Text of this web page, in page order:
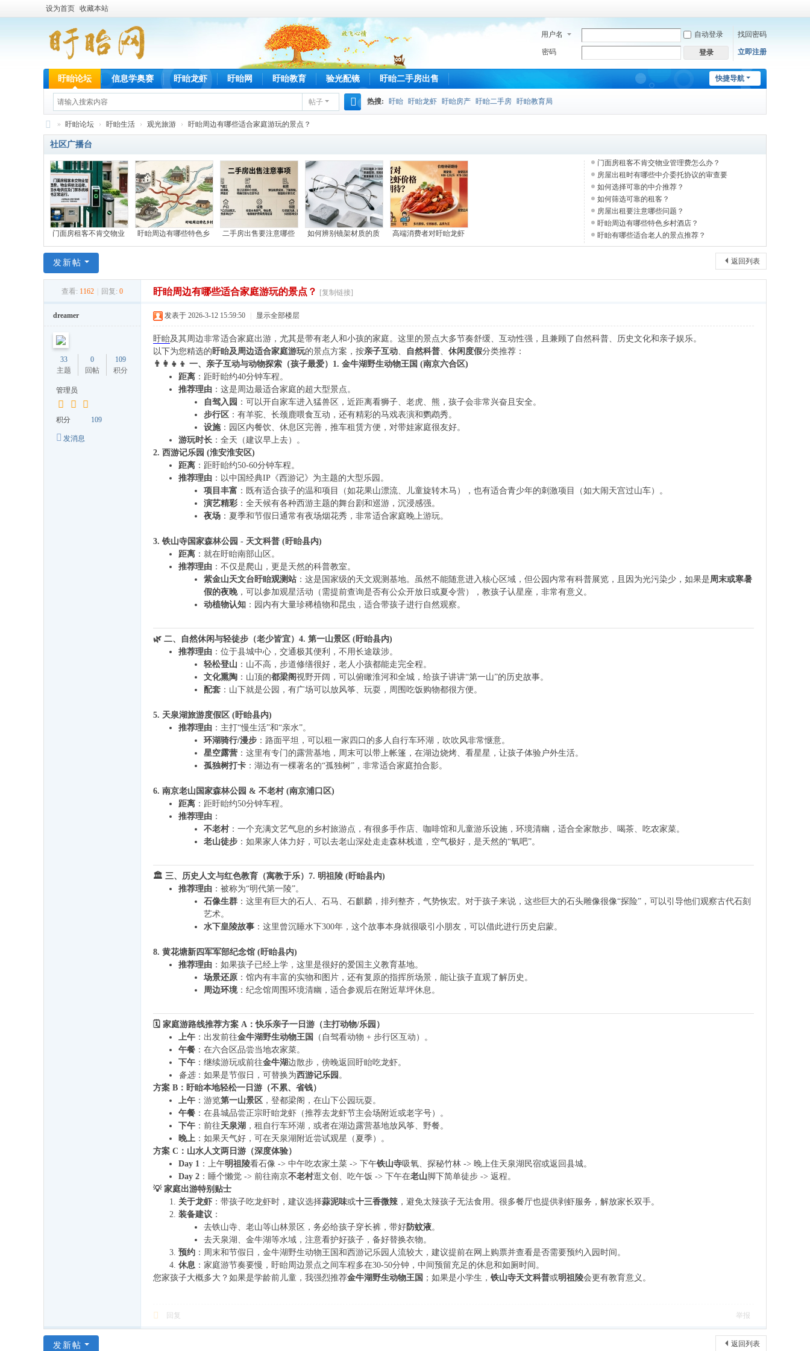
设为首页 收藏本站
用户名 自动登录 找回密码
密码 登录 立即注册
快捷导航
盱眙论坛 信息学奥赛 盱眙龙虾 盱眙网 盱眙教育 验光配镜 盱眙二手房出售
帖子
索
热搜: 盱眙 盱眙龙虾 盱眙房产 盱眙二手房 盱眙教育局
盱
眙
网
» 盱眙论坛 › 盱眙生活 › 观光旅游 › 盱眙周边有哪些适合家庭游玩的景点？
社区广播台
门面房租客不肯交物业 盱眙周边有哪些特色乡 二手房出售要注意哪些 如何辨别镜架材质的质 高端消费者对盱眙龙虾
门面房租客不肯交物业管理费怎么办？
房屋出租时有哪些中介委托协议的审查要
如何选择可靠的中介推荐？
如何筛选可靠的租客？
房屋出租要注意哪些问题？
盱眙周边有哪些特色乡村酒店？
盱眙有哪些适合老人的景点推荐？
返回列表
发新帖
查看: 1162 回复: 0 盱眙周边有哪些适合家庭游玩的景点？ [复制链接]
dreamer
33
主题
0
回帖
109
积分
管理员
积分 109
发消息
发表于 2026-3-12 15:59:50 显示全部楼层
盱眙及其周边非常适合家庭出游，尤其是带有老人和小孩的家庭。这里的景点大多节奏舒缓、互动性强，且兼顾了自然科普、历史文化和亲子娱乐。
以下为您精选的 盱眙及周边适合家庭游玩的景点方案，按亲子互动、 自然科普、 休闲度假分类推荐：
👨‍👩‍👧‍👦 一、亲子互动与动物探索（孩子最爱） 1. 金牛湖野生动物王国 (南京六合区)
距离 ：距盱眙约40分钟车程。
推荐理由 ：这是周边最适合家庭的超大型景点。
自驾入园 ：可以开自家车进入猛兽区，近距离看狮子、老虎、熊，孩子会非常兴奋且安全。
步行区 ：有羊驼、长颈鹿喂食互动，还有精彩的马戏表演和鹦鹉秀。
设施：园区内餐饮、休息区完善，推车租赁方便，对带娃家庭很友好。
游玩时长 ：全天（建议早上去）。
2. 西游记乐园 (淮安淮安区)
距离 ：距盱眙约50-60分钟车程。
推荐理由 ：以中国经典IP《西游记》为主题的大型乐园。
项目丰富 ：既有适合孩子的温和项目（如花果山漂流、儿童旋转木马），也有适合青少年的刺激项目（如大闹天宫过山车）。
演艺精彩 ：全天候有各种西游主题的舞台剧和巡游，沉浸感强。
夜场 ：夏季和节假日通常有夜场烟花秀，非常适合家庭晚上游玩。
3. 铁山寺国家森林公园 - 天文科普 (盱眙县内)
距离 ：就在盱眙南部山区。
推荐理由 ：不仅是爬山，更是天然的科普教室。
紫金山天文台盱眙观测站 ：这是国家级的天文观测基地。虽然不能随意进入核心区域，但公园内常有科普展览，且因为光污染少，如果是周末或寒暑
假的夜晚，可以参加观星活动（需提前查询是否有公众开放日或夏令营），教孩子认星座，非常有意义。
动植物认知 ：园内有大量珍稀植物和昆虫，适合带孩子进行自然观察。
🌿 二、自然休闲与轻徒步（老少皆宜） 4. 第一山景区 (盱眙县内)
推荐理由 ：位于县城中心，交通极其便利，不用长途跋涉。
轻松登山 ：山不高，步道修缮很好，老人小孩都能走完全程。
文化熏陶 ：山顶的都梁阁视野开阔，可以俯瞰淮河和全城，给孩子讲讲“第一山”的历史故事。
配套 ：山下就是公园，有广场可以放风筝、玩耍，周围吃饭购物都很方便。
5. 天泉湖旅游度假区 (盱眙县内)
推荐理由 ：主打“慢生活”和“亲水”。
环湖骑行/漫步 ：路面平坦，可以租一家四口的多人自行车环湖，吹吹风非常惬意。
星空露营 ：这里有专门的露营基地，周末可以带上帐篷，在湖边烧烤、看星星，让孩子体验户外生活。
孤独树打卡 ：湖边有一棵著名的“孤独树”，非常适合家庭拍合影。
6. 南京老山国家森林公园 & 不老村 (南京浦口区)
距离 ：距盱眙约50分钟车程。
推荐理由 ：
不老村：一个充满文艺气息的乡村旅游点，有很多手作店、咖啡馆和儿童游乐设施，环境清幽，适合全家散步、喝茶、吃农家菜。
老山徒步 ：如果家人体力好，可以去老山深处走走森林栈道，空气极好，是天然的“氧吧”。
🏛️ 三、历史人文与红色教育（寓教于乐） 7. 明祖陵 (盱眙县内)
推荐理由 ：被称为“明代第一陵”。
石像生群 ：这里有巨大的石人、石马、石麒麟，排列整齐，气势恢宏。对于孩子来说，这些巨大的石头雕像很像“探险”，可以引导他们观察古代石刻
艺术。
水下皇陵故事 ：这里曾沉睡水下300年，这个故事本身就很吸引小朋友，可以借此进行历史启蒙。
8. 黄花塘新四军军部纪念馆 (盱眙县内)
推荐理由 ：如果孩子已经上学，这里是很好的爱国主义教育基地。
场景还原 ：馆内有丰富的实物和图片，还有复原的指挥所场景，能让孩子直观了解历史。
周边环境 ：纪念馆周围环境清幽，适合参观后在附近草坪休息。
🗓️ 家庭游路线推荐方案 A：快乐亲子一日游（主打动物/乐园）
上午 ：出发前往金牛湖野生动物王国
（自驾看动物 + 步行区互动）。
午餐 ：在六合区品尝当地农家菜。
下午 ：继续游玩或前往金牛湖边散步，傍晚返回盱眙吃龙虾。
备选：如果是节假日，可替换为西游记乐园 。
方案 B：盱眙本地轻松一日游（不累、省钱）
上午 ：游览第一山景区 ，登都梁阁，在山下公园玩耍。
午餐 ：在县城品尝正宗盱眙龙虾（推荐去龙虾节主会场附近或老字号）。
下午 ：前往天泉湖 ，租自行车环湖，或者在湖边露营基地放风筝、野餐。
晚上 ：如果天气好，可在天泉湖附近尝试观星（夏季）。
方案 C：山水人文两日游（深度体验）
Day 1 ：上午明祖陵看石像 -> 中午吃农家土菜 -> 下午铁山寺吸氧、探秘竹林 -> 晚上住天泉湖民宿或返回县城。
Day 2 ：睡个懒觉 -> 前往南京不老村逛文创、吃午饭 -> 下午在老山脚下简单徒步 -> 返程。
💡 家庭出游特别贴士
关于龙虾 ：带孩子吃龙虾时，建议选择蒜泥味或十三香微辣 ，避免太辣孩子无法食用。很多餐厅也提供剥虾服务，解放家长双手。
装备建议 ：
去铁山寺、老山等山林景区，务必给孩子穿长裤，带好防蚊液。
去天泉湖、金牛湖等水域，注意看护好孩子，备好替换衣物。
预约 ：周末和节假日，金牛湖野生动物王国和西游记乐园人流较大，建议提前在网上购票并查看是否需要预约入园时间。
休息 ：家庭游节奏要慢，盱眙周边景点之间车程多在30-50分钟，中间预留充足的休息和如厕时间。
您家孩子大概多大？如果是学龄前儿童，我强烈推荐金牛湖野生动物王国 ；如果是小学生， 铁山寺天文科普或明祖陵会更有教育意义。
回复 举报
返回列表
发新帖